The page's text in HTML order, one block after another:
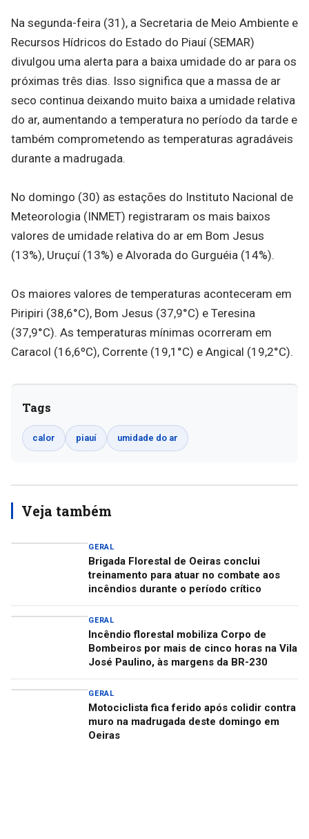
Na segunda-feira (31), a Secretaria de Meio Ambiente e
Recursos Hídricos do Estado do Piauí (SEMAR)
divulgou uma alerta para a baixa umidade do ar para os
próximas três dias. Isso significa que a massa de ar
seco continua deixando muito baixa a umidade relativa
do ar, aumentando a temperatura no período da tarde e
também comprometendo as temperaturas agradáveis
durante a madrugada.
No domingo (30) as estações do Instituto Nacional de
Meteorologia (INMET) registraram os mais baixos
valores de umidade relativa do ar em Bom Jesus
(13%), Uruçuí (13%) e Alvorada do Gurguéia (14%).
Os maiores valores de temperaturas aconteceram em
Piripiri (38,6°C), Bom Jesus (37,9°C) e Teresina
(37,9°C). As temperaturas mínimas ocorreram em
Caracol (16,6ºC), Corrente (19,1°C) e Angical (19,2°C).
Tags
calor piauí umidade do ar
Veja também
GERAL
Brigada Florestal de Oeiras conclui
treinamento para atuar no combate aos
incêndios durante o período crítico
GERAL
Incêndio florestal mobiliza Corpo de
Bombeiros por mais de cinco horas na Vila
José Paulino, às margens da BR-230
GERAL
Motociclista fica ferido após colidir contra
muro na madrugada deste domingo em
Oeiras